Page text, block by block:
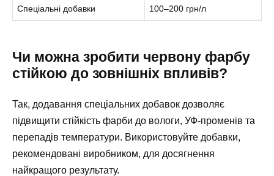
Спеціальні добавки 100–200 грн/л
Чи можна зробити червону фарбу
стійкою до зовнішніх впливів?
Так, додавання спеціальних добавок дозволяє
підвищити стійкість фарби до вологи, УФ-променів та
перепадів температури. Використовуйте добавки,
рекомендовані виробником, для досягнення
найкращого результату.